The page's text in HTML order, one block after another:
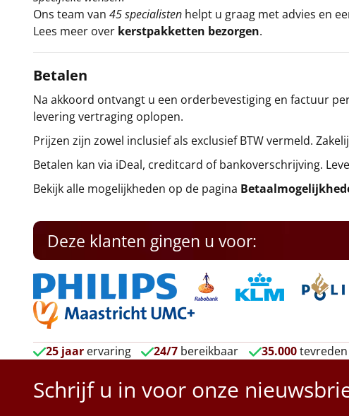
Ons team van 45 specialisten helpt u graag met advies en
Lees meer over kerstpakketten bezorgen.
Betalen
Na akkoord ontvangt u een orderbevestiging en factuur
levering vertraging oplopen.
Prijzen zijn zowel inclusief als exclusief BTW vermeld.
Betalen kan via iDeal, creditcard of bankoverschrijving.
Bekijk alle mogelijkheden op de pagina
Deze klanten gingen u voor:
25 jaar ervaring 24/7 bereikbaar 35.000
Schrijf u in voor onze